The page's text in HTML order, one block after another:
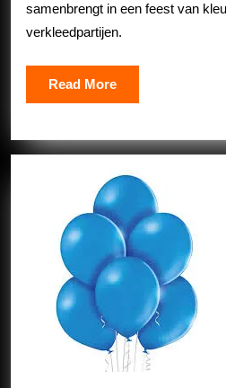
samenbrengt in een feest van
verkleedpartijen.
Read MoreRead
More